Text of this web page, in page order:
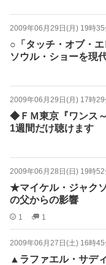
2009年06月29日(月) 19時
○「タッチ・オブ・
ソウル・ショーを現
2009年06月29日(月) 17時
◆ＦＭ東京『ワンス
1週間だけ聴けます
2009年06月28日(日) 19時
★マイケル・ジャク
の父からの影響
1 1
2009年06月27日(土) 16時
▲ラファエル・サデ